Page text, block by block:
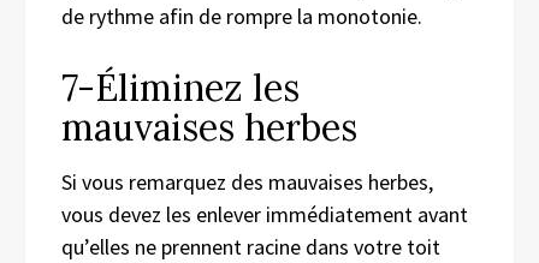
de rythme afin de rompre la monotonie.
7-Éliminez les
mauvaises herbes
Si vous remarquez des mauvaises herbes,
vous devez les enlever immédiatement avant
qu’elles ne prennent racine dans votre toit